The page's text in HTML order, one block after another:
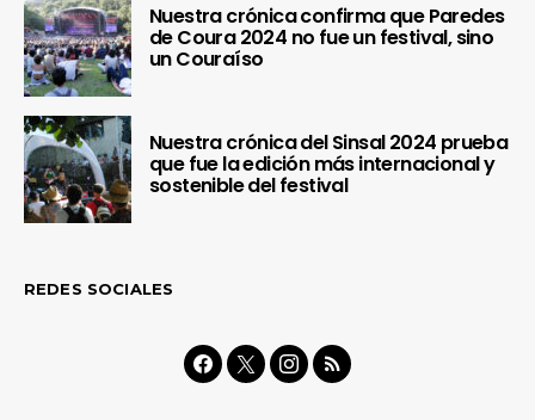
Nuestra crónica confirma que Paredes
de Coura 2024 no fue un festival, sino
un Couraíso
Nuestra crónica del Sinsal 2024 prueba
que fue la edición más internacional y
sostenible del festival
REDES SOCIALES